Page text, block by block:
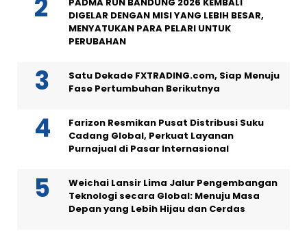
PADMA RUN BANDUNG 2026 KEMBALI
DIGELAR DENGAN MISI YANG LEBIH BESAR,
MENYATUKAN PARA PELARI UNTUK
PERUBAHAN
Satu Dekade FXTRADING.com, Siap Menuju
Fase Pertumbuhan Berikutnya
Farizon Resmikan Pusat Distribusi Suku
Cadang Global, Perkuat Layanan
Purnajual di Pasar Internasional
Weichai Lansir Lima Jalur Pengembangan
Teknologi secara Global: Menuju Masa
Depan yang Lebih Hijau dan Cerdas